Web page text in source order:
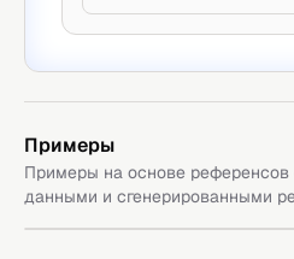
Примеры
Примеры на основе
данными и сгенерированными